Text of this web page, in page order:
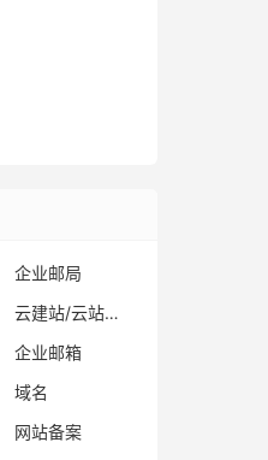
企业邮局
云建站/云站群/小程序
企业邮箱
域名
网站备案